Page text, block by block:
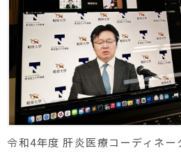
令和4年度 肝炎医療コーディネー